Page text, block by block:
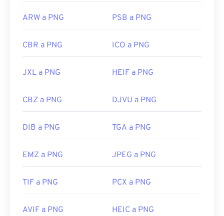
ARW a PNG PSB a PNG
CBR a PNG ICO a PNG
JXL a PNG HEIF a PNG
CBZ a PNG DJVU a PNG
DIB a PNG TGA a PNG
EMZ a PNG JPEG a PNG
TIF a PNG PCX a PNG
AVIF a PNG HEIC a PNG